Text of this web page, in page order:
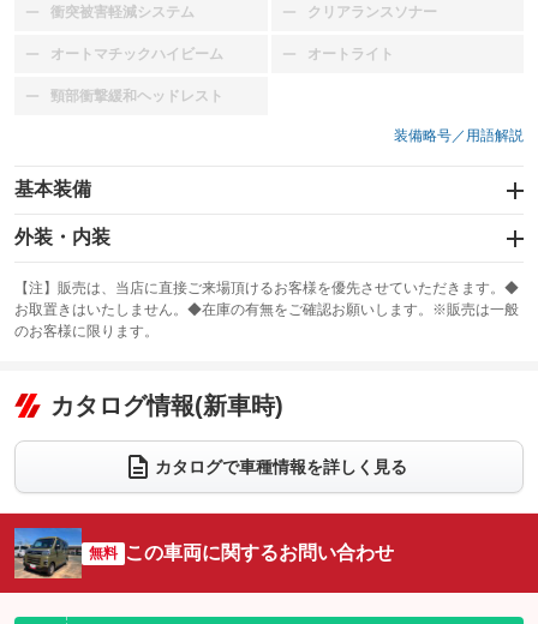
衝突被害軽減システム
：装備なし クリアランスソナー
：装備なし
オートマチックハイビーム
：装備なし オートライト
：装備なし
頸部衝撃緩和ヘッドレスト
：装備なし
装備略号／用語解説
基本装備
エアバッグ：運転席
：装備あり
：装備なし
サンルーフ
：装備なし ABS
リフトアップ
：装備なし
ダウンヒルアシストコントロール
パワーウィンドウ
：装備あり ：装備なし
アイドリングストップ
：装備なし
USB入力端子
：装備なし Bluetooth接続
：装備なし ：装備なし
外装・内装
カーナビ
：装備なし
TV
：装備なし
ビジュアル
：装備なし
革シート
：装備なし ハーフレザーシート
：装備なし
キーレス
：装備なし ：装備なし
HID(キセノンライト)
：装備なし
バックカメラ ETC
【注】販売は、当店に直接ご来場頂けるお客様を優先させていただきます。◆
お取置きはいたしません。◆在庫の有無をご確認お願いします。※販売は一般
のお客様に限ります。
カタログ情報(新車時)
カタログで車種情報を詳しく見る
無料 この車両に関するお問い合わせ